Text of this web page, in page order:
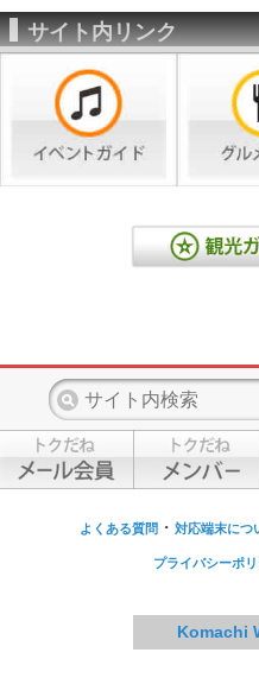
サイト内リンク
よくある質問 ・ 対応端末につ
プライバシーポ
Komachi